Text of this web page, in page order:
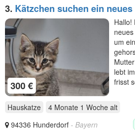
3. Kätzchen suchen ein
300 €
Hallo!
um
lebt
frisst
Hauskatze 4 Monate 1 Woche alt
94336 Hunderdorf - Bayern